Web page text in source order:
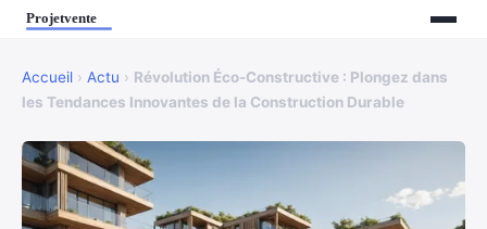
Accueil › Actu › Révolution Éco-Constructive : Plongez dans
les Tendances Innovantes de la Construction Durable